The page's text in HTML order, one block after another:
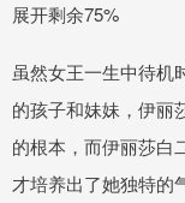
展开剩余75%
虽然女王一生中待机
的孩子和妹妹，伊丽
的根本，而伊丽莎白
才培养出了她独特的